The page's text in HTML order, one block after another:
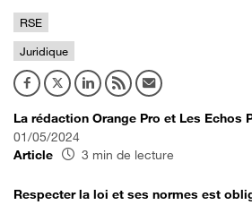
RSE
Juridique
La rédaction Orange Pro et Les Echos
01/05/2024
Article
3 min de lecture
Respecter la loi et ses normes est